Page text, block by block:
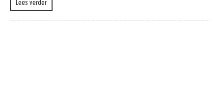
Lees verder